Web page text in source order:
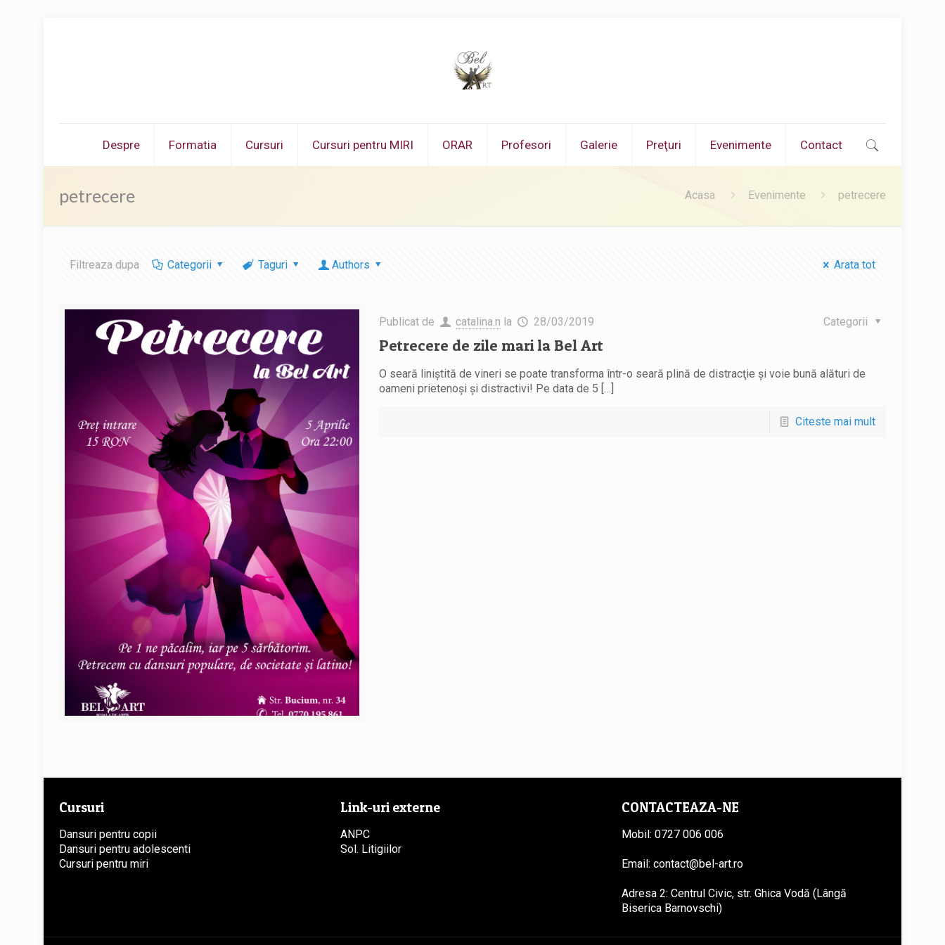
Despre Formatia Cursuri Cursuri pentru MIRI ORAR Profesori Galerie Preţuri Evenimente Contact
petrecere Acasa Evenimente petrecere
Filtreaza dupa Categorii Taguri Authors Arata tot
Publicat de catalina.n la 28/03/2019 Categorii
Petrecere de zile mari la Bel Art
O seară liniştită de vineri se poate transforma într-o seară plină de distracţie şi voie bună alături de
oameni prietenoşi şi distractivi! Pe data de 5 […]
Citeste mai mult
Cursuri
Dansuri pentru copii
Dansuri pentru adolescenti
Cursuri pentru miri
Link-uri externe
ANPC
Sol. Litigiilor
CONTACTEAZA-NE
Mobil: 0727 006 006
Email: contact@bel-art.ro
Adresa 2: Centrul Civic, str. Ghica Vodă (Lângă
Biserica Barnovschi)